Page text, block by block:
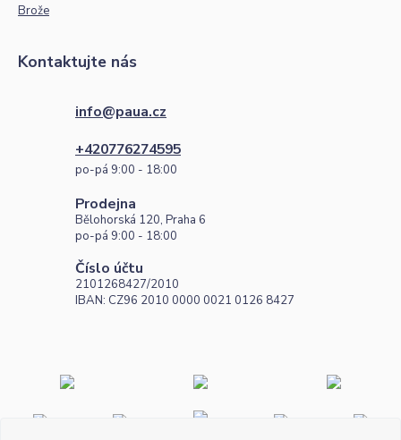
Brože
Kontaktujte nás
info@paua.cz
+420776274595
po-pá 9:00 - 18:00
Prodejna
Bělohorská 120, Praha 6
po-pá 9:00 - 18:00
Číslo účtu
2101268427/2010
IBAN: CZ96 2010 0000 0021 0126 8427